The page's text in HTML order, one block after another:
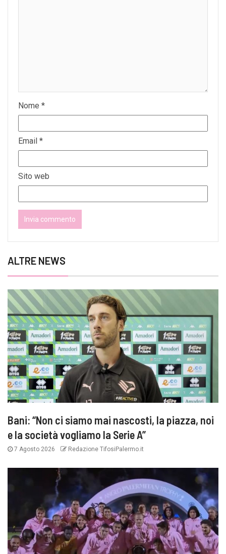
Nome *
Email *
Sito web
ALTRE NEWS
Bani: “Non ci siamo mai nascosti, la piazza, noi
e la società vogliamo la Serie A”
7 Agosto 2026 Redazione TifosiPalermo.it